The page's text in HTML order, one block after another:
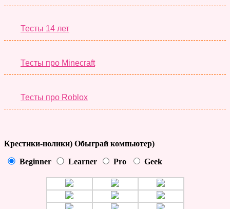
Тесты 14 лет
Тесты про Minecraft
Тесты про Roblox
Крестики-нолики) Обыграй компьютер)
Beginner Learner Pro Geek